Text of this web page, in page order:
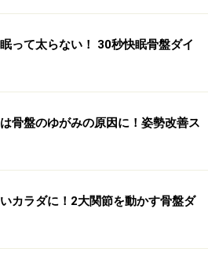
って太らない！ 30秒快眠骨盤ダイ
骨盤のゆがみの原因に！姿勢改善ス
カラダに！2大関節を動かす骨盤ダ